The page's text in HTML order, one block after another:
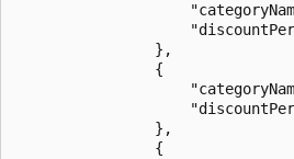
                },
                {
                },
                {